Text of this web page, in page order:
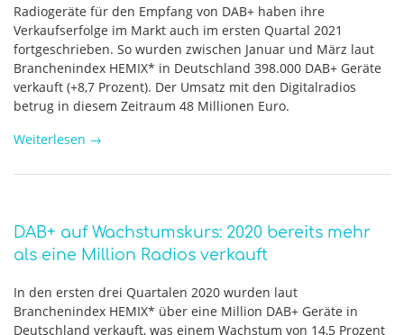
Radiogeräte für den Empfang von DAB+ haben ihre
Verkaufserfolge im Markt auch im ersten Quartal 2021
fortgeschrieben. So wurden zwischen Januar und März laut
Branchenindex HEMIX* in Deutschland 398.000 DAB+ Geräte
verkauft (+8,7 Prozent). Der Umsatz mit den Digitalradios
betrug in diesem Zeitraum 48 Millionen Euro.
Weiterlesen →
DAB+ auf Wachstumskurs: 2020 bereits mehr
als eine Million Radios verkauft
In den ersten drei Quartalen 2020 wurden laut
Branchenindex HEMIX* über eine Million DAB+ Geräte in
Deutschland verkauft, was einem Wachstum von 14,5 Prozent